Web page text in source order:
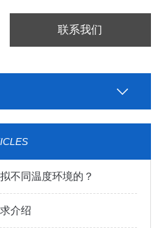
联系我们
不同温度环境的？
介绍